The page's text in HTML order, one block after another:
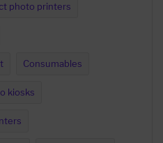
photo printers
Consumables
kiosks